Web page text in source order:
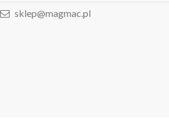
sklep@magmac.pl